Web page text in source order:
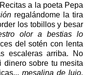
a la poeta Pepa
regalándome la tira
los tobillos y besar
olor a bestias lo
del sotén con lenta
escaleras arriba. No
dinero sobre tu mesita
mesalina de lujo,